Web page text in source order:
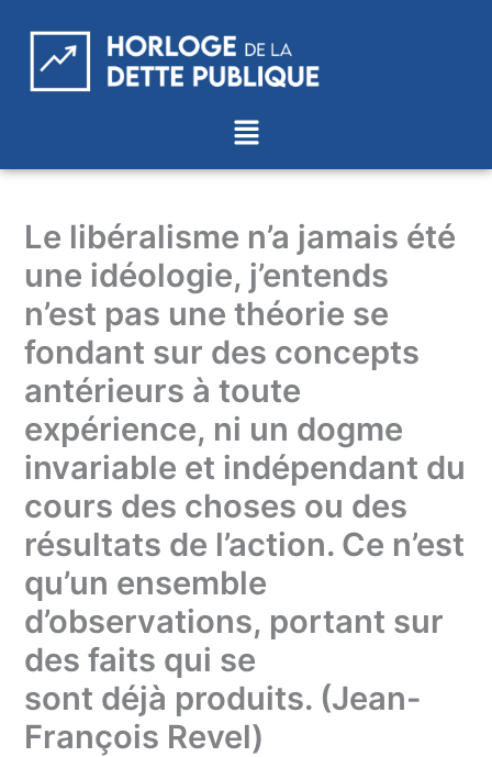
contenu
Menu
Le libéralisme n’a jamais été
une idéologie, j’entends
n’est pas une théorie se
fondant sur des concepts
antérieurs à toute
expérience, ni un dogme
invariable et indépendant du
cours des choses ou des
résultats de l’action. Ce n’est
qu’un ensemble
d’observations, portant sur
des faits qui se
sont déjà produits. (Jean-
François Revel)